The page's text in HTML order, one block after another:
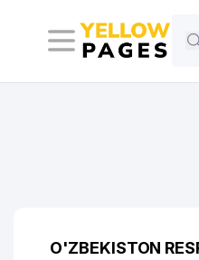
O'ZBEKISTON